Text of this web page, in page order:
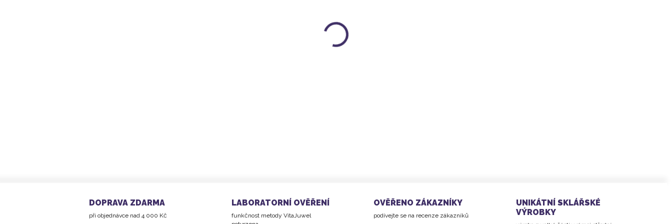
DOPRAVA ZDARMA
při objednávce nad 4 000 Kč
LABORATORNÍ OVĚŘENÍ
funkčnost metody VitaJuwel
OVĚŘENO ZÁKAZNÍKY
podívejte se na recenze zákazníků
UNIKÁTNÍ SKLÁŘSKÉ
VÝROBKY